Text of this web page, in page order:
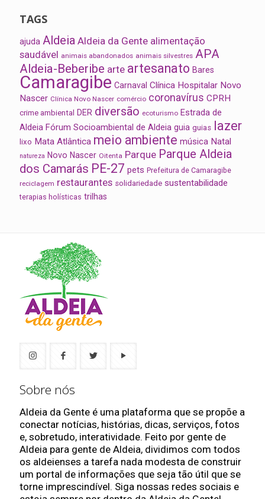
TAGS
ajuda Aldeia Aldeia da Gente alimentação
saudável animais abandonados animais silvestres APA
Aldeia-Beberibe arte artesanato Bares
Camaragibe Carnaval Clínica Hospitalar Novo
Nascer Clínica Novo Nascer comércio coronavírus CPRH
crime ambiental DER diversão ecoturismo Estrada de
Aldeia Fórum Socioambiental de Aldeia guia guias lazer
lixo Mata Atlântica meio ambiente música Natal
natureza Novo Nascer Oitenta Parque Parque Aldeia
dos Camarás PE-27 pets Prefeitura de Camaragibe
reciclagem restaurantes solidariedade sustentabilidade
terapias holísticas trilhas
Sobre nós
Aldeia da Gente é uma plataforma que se propõe a
conectar notícias, histórias, dicas, serviços, fotos
e, sobretudo, interatividade. Feito por gente de
Aldeia para gente de Aldeia, dividimos com todos
os aldeienses a tarefa nada modesta de construir
um portal de informações que seja tão útil que se
torne imprescindível. Siga nossas redes sociais e